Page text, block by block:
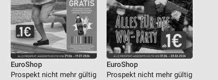
EuroShop
Prospekt nicht mehr gültig
EuroShop
Prospekt nicht mehr gültig